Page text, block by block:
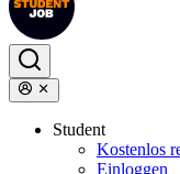
Student
Kostenlos
Einloggen